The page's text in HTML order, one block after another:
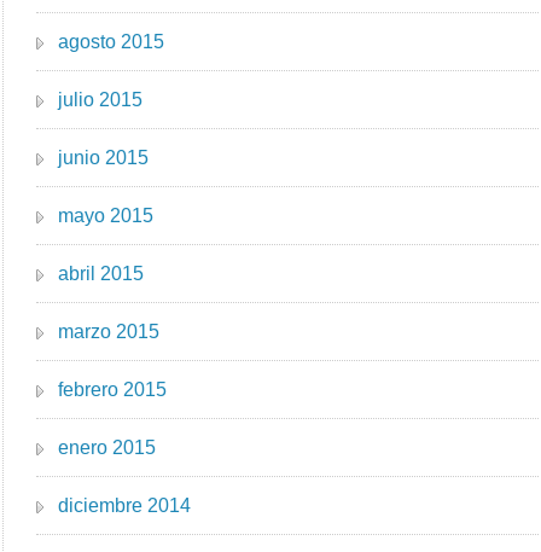
agosto 2015
julio 2015
junio 2015
mayo 2015
abril 2015
marzo 2015
febrero 2015
enero 2015
diciembre 2014